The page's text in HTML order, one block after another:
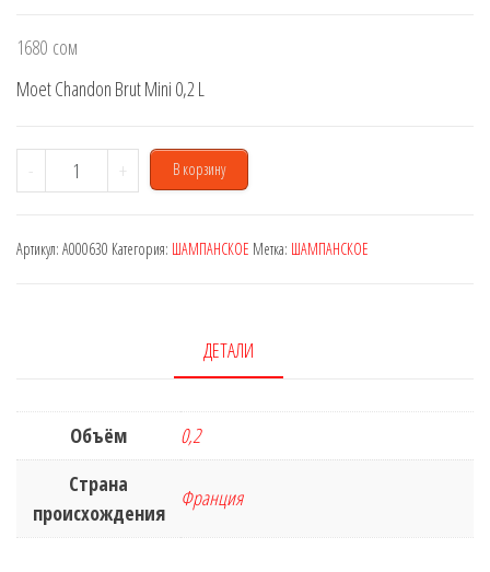
1680 сом
Moet Chandon Brut Mini 0,2 L
-
Количество
товара
Chandon
+ В корзину
Артикул: A000630 Категория: ШАМПАНСКОЕ Метка: ШАМПАНСКОЕ
ДЕТАЛИ
Объём
0,2
Страна
происхождения
Франция